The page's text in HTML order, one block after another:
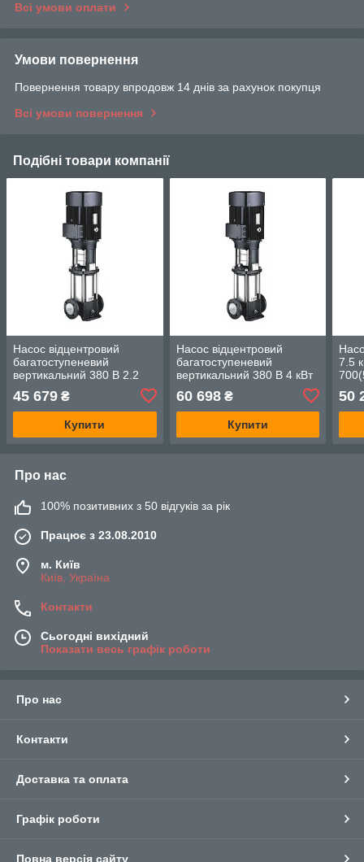
Всі умови оплати
Умови повернення
Повернення товару впродовж 14 днів за рахунок покупця
Всі умови повернення
Подібні товари компанії
Насос відцентровий
багатоступеневий
вертикальний 380 В 2.2
кВт H 26 (23) м Q 392(250)
л/хв неірж LEO 3.0
innovation
45 679 ₴
Купити
Насос відцентровий
багатоступеневий
вертикальний 380 В 4 кВт
H 145(120)м Q 142(83) л/
хв неірж LEO 3.0
innovation
60 698₴
Купити
7.5
50
Про нас
100% позитивних з 50 відгуків за рік
Працює з 23.08.2010
м. Київ
Київ, Україна
Контакти
Сьогодні вихідний
Показати весь графік роботи
Про нас
Контакти
Доставка та оплата
Графік роботи
Повна версія сайту